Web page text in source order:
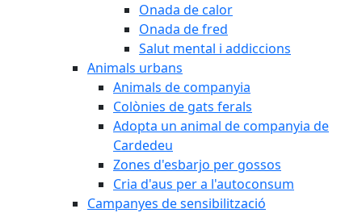
Onada de calor
Onada de fred
Salut mental i addiccions
Animals urbans
Animals de companyia
Colònies de gats ferals
Adopta un animal de companyia de
Cardedeu
Zones d'esbarjo per gossos
Cria d'aus per a l'autoconsum
Campanyes de sensibilització